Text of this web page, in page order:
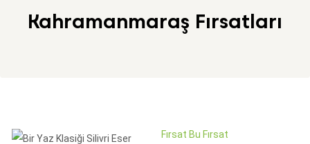
Kahramanmaraş Fırsatları
Fırsat Bu Fırsat